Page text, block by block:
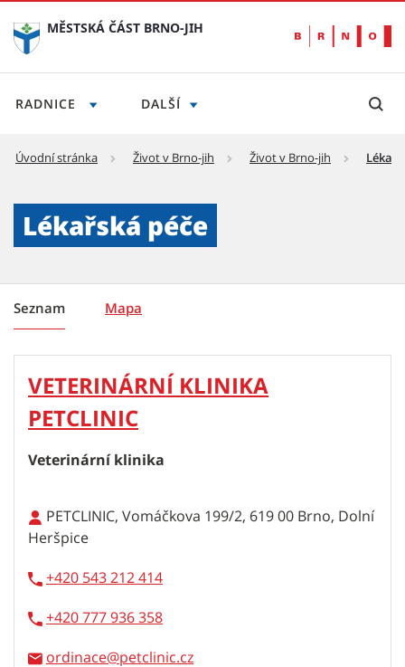
MĚSTSKÁ ČÁST BRNO-JIH
RADNICE DALŠÍ
Úvodní stránka Život v Brno-jih Život v Brno-jih
Lékařská péče
Seznam Mapa
VETERINÁRNÍ KLINIKA
PETCLINIC
Veterinární klinika
PETCLINIC, Vomáčkova 199/2, 619 00 Brno, Dolní
Heršpice
+420 543 212 414
+420 777 936 358
ordinace